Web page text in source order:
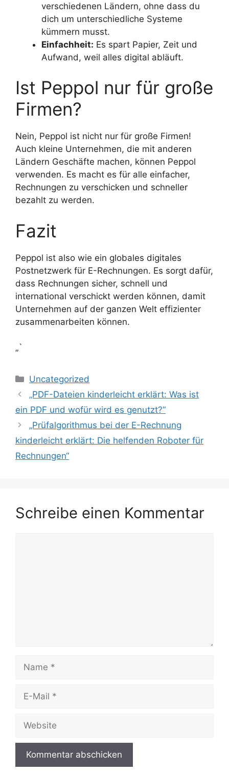
verschiedenen Ländern, ohne dass du
dich um unterschiedliche Systeme
kümmern musst.
Einfachheit: Es spart Papier, Zeit und
Aufwand, weil alles digital abläuft.
Ist Peppol nur für große
Firmen?
Nein, Peppol ist nicht nur für große Firmen!
Auch kleine Unternehmen, die mit anderen
Ländern Geschäfte machen, können Peppol
verwenden. Es macht es für alle einfacher,
Rechnungen zu verschicken und schneller
bezahlt zu werden.
Fazit
Peppol ist also wie ein globales digitales
Postnetzwerk für E-Rechnungen. Es sorgt dafür,
dass Rechnungen sicher, schnell und
international verschickt werden können, damit
Unternehmen auf der ganzen Welt effizienter
zusammenarbeiten können.
„`
Kategorien
Uncategorized
„PDF-Dateien kinderleicht erklärt: Was ist
ein PDF und wofür wird es genutzt?“
„Prüfalgorithmus bei der E-Rechnung
kinderleicht erklärt: Die helfenden Roboter für
Rechnungen“
Schreibe einen Kommentar
Name
Website